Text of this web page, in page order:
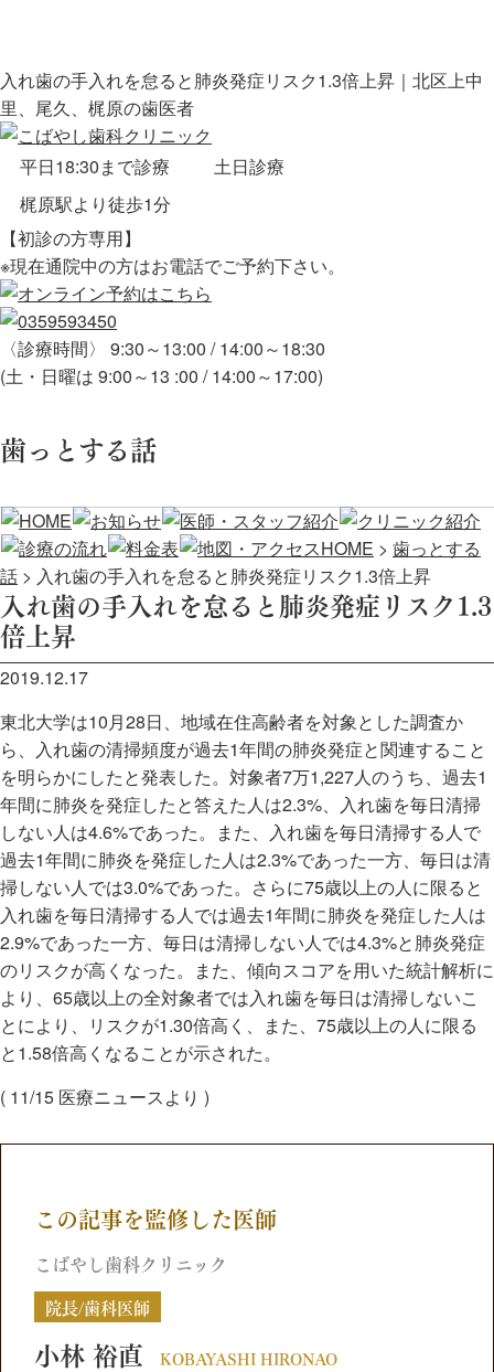
入れ歯の手入れを怠ると肺炎発症リスク1.3倍上昇｜北区上中
里、尾久、梶原の歯医者
平日18:30まで診療
土日診療
梶原駅より徒歩1分
【初診の方専用】
※現在通院中の方はお電話でご予約下さい。
〈診療時間〉 9:30～13:00 / 14:00～18:30
(土・日曜は 9:00～13 :00 / 14:00～17:00)
歯っとする話
HOME > 歯っとする
話 > 入れ歯の手入れを怠ると肺炎発症リスク1.3倍上昇
入れ歯の手入れを怠ると肺炎発症リスク1.3
倍上昇
2019.12.17
東北大学は10月28日、地域在住高齢者を対象とした調査か
ら、入れ歯の清掃頻度が過去1年間の肺炎発症と関連すること
を明らかにしたと発表した。対象者7万1,227人のうち、過去1
年間に肺炎を発症したと答えた人は2.3%、入れ歯を毎日清掃
しない人は4.6%であった。また、入れ歯を毎日清掃する人で
過去1年間に肺炎を発症した人は2.3%であった一方、毎日は清
掃しない人では3.0%であった。さらに75歳以上の人に限ると
入れ歯を毎日清掃する人では過去1年間に肺炎を発症した人は
2.9%であった一方、毎日は清掃しない人では4.3%と肺炎発症
のリスクが高くなった。また、傾向スコアを用いた統計解析に
より、65歳以上の全対象者では入れ歯を毎日は清掃しないこ
とにより、リスクが1.30倍高く、また、75歳以上の人に限る
と1.58倍高くなることが示された。
( 11/15 医療ニュースより )
この記事を監修した医師
こばやし歯科クリニック
院長/歯科医師
小林 裕直 KOBAYASHI HIRONAO